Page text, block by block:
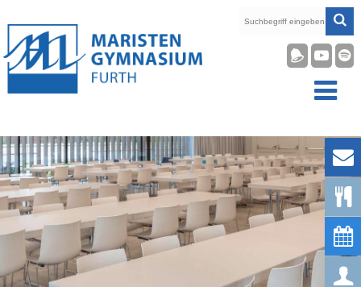








